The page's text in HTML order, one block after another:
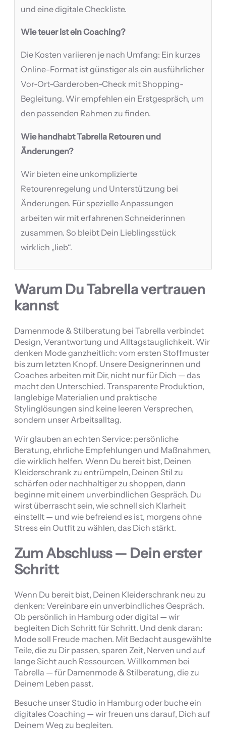
und eine digitale Checkliste.
Wie teuer ist ein Coaching?
Die Kosten variieren je nach Umfang: Ein kurzes
Online-Format ist günstiger als ein ausführlicher
Vor-Ort-Garderoben-Check mit Shopping-
Begleitung. Wir empfehlen ein Erstgespräch, um
den passenden Rahmen zu finden.
Wie handhabt Tabrella Retouren und
Änderungen?
Wir bieten eine unkomplizierte
Retourenregelung und Unterstützung bei
Änderungen. Für spezielle Anpassungen
arbeiten wir mit erfahrenen Schneiderinnen
zusammen. So bleibt Dein Lieblingsstück
wirklich „lieb“.
Warum Du Tabrella vertrauen
kannst
Damenmode & Stilberatung bei Tabrella verbindet
Design, Verantwortung und Alltagstauglichkeit. Wir
denken Mode ganzheitlich: vom ersten Stoffmuster
bis zum letzten Knopf. Unsere Designerinnen und
Coaches arbeiten mit Dir, nicht nur für Dich — das
macht den Unterschied. Transparente Produktion,
langlebige Materialien und praktische
Stylinglösungen sind keine leeren Versprechen,
sondern unser Arbeitsalltag.
Wir glauben an echten Service: persönliche
Beratung, ehrliche Empfehlungen und Maßnahmen,
die wirklich helfen. Wenn Du bereit bist, Deinen
Kleiderschrank zu entrümpeln, Deinen Stil zu
schärfen oder nachhaltiger zu shoppen, dann
beginne mit einem unverbindlichen Gespräch. Du
wirst überrascht sein, wie schnell sich Klarheit
einstellt — und wie befreiend es ist, morgens ohne
Stress ein Outfit zu wählen, das Dich stärkt.
Zum Abschluss — Dein erster
Schritt
Wenn Du bereit bist, Deinen Kleiderschrank neu zu
denken: Vereinbare ein unverbindliches Gespräch.
Ob persönlich in Hamburg oder digital — wir
begleiten Dich Schritt für Schritt. Und denk daran:
Mode soll Freude machen. Mit Bedacht ausgewählte
Teile, die zu Dir passen, sparen Zeit, Nerven und auf
lange Sicht auch Ressourcen. Willkommen bei
Tabrella — für Damenmode & Stilberatung, die zu
Deinem Leben passt.
Besuche unser Studio in Hamburg oder buche ein
digitales Coaching — wir freuen uns darauf, Dich auf
Deinem Weg zu begleiten.